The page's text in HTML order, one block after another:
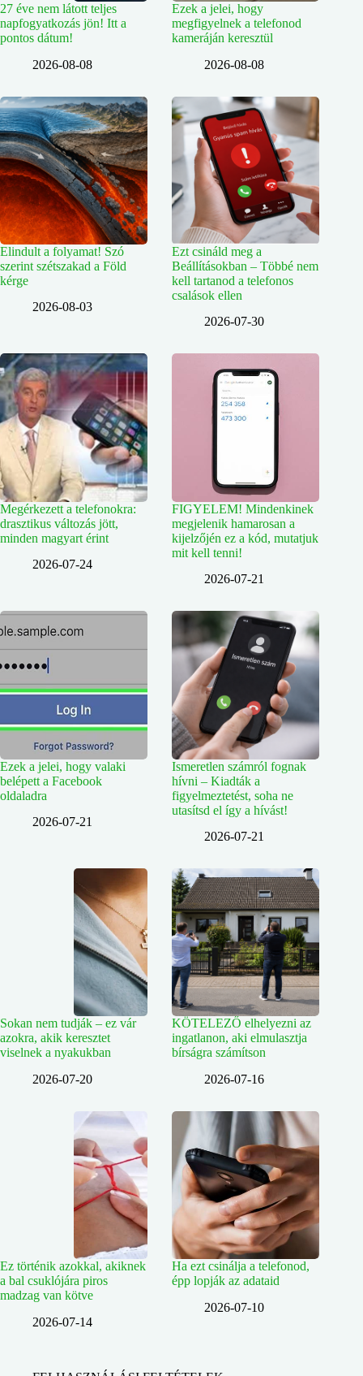
27 éve nem látott teljes
napfogyatkozás jön! Itt a
pontos dátum!
2026-08-08
Ezek a jelei, hogy
megfigyelnek a telefonod
kameráján keresztül
2026-08-08
Elindult a folyamat! Szó
szerint szétszakad a Föld
kérge
2026-08-03
Ezt csináld meg a
Beállításokban – Többé nem
kell tartanod a telefonos
csalások ellen
2026-07-30
Megérkezett a telefonokra:
drasztikus változás jött,
minden magyart érint
2026-07-24
FIGYELEM! Mindenkinek
megjelenik hamarosan a
kijelzőjén ez a kód, mutatjuk
mit kell tenni!
2026-07-21
Ezek a jelei, hogy valaki
belépett a Facebook
oldaladra
2026-07-21
Ismeretlen számról fognak
hívni – Kiadták a
figyelmeztetést, soha ne
utasítsd el így a hívást!
2026-07-21
Sokan nem tudják – ez vár
azokra, akik keresztet
viselnek a nyakukban
2026-07-20
KÖTELEZŐ elhelyezni az
ingatlanon, aki elmulasztja
bírságra számítson
2026-07-16
Ez történik azokkal, akiknek
a bal csuklójára piros
madzag van kötve
2026-07-14
Ha ezt csinálja a telefonod,
épp lopják az adataid
2026-07-10